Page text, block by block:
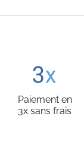
Paiement en
3x sans frais